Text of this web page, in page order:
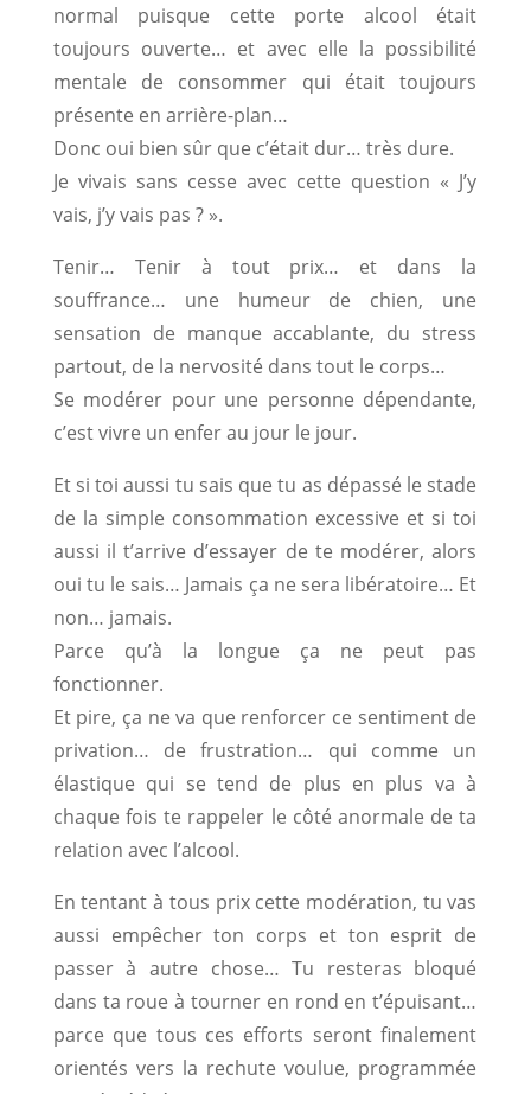
normal puisque cette porte alcool était
toujours ouverte… et avec elle la possibilité
mentale de consommer qui était toujours
présente en arrière-plan…
Donc oui bien sûr que c’était dur… très dure.
Je vivais sans cesse avec cette question « J’y
vais, j’y vais pas ? ».
Tenir… Tenir à tout prix… et dans la
souffrance… une humeur de chien, une
sensation de manque accablante, du stress
partout, de la nervosité dans tout le corps…
Se modérer pour une personne dépendante,
c’est vivre un enfer au jour le jour.
Et si toi aussi tu sais que tu as dépassé le stade
de la simple consommation excessive et si toi
aussi il t’arrive d’essayer de te modérer, alors
oui tu le sais… Jamais ça ne sera libératoire… Et
non… jamais.
Parce qu’à la longue ça ne peut pas
fonctionner.
Et pire, ça ne va que renforcer ce sentiment de
privation… de frustration… qui comme un
élastique qui se tend de plus en plus va à
chaque fois te rappeler le côté anormale de ta
relation avec l’alcool.
En tentant à tous prix cette modération, tu vas
aussi empêcher ton corps et ton esprit de
passer à autre chose… Tu resteras bloqué
dans ta roue à tourner en rond en t’épuisant…
parce que tous ces efforts seront finalement
orientés vers la rechute voulue, programmée